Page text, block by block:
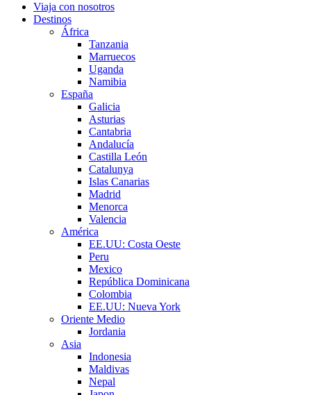
Viaja con nosotros
Destinos
África
Tanzania
Marruecos
Uganda
Namibia
España
Galicia
Asturias
Cantabria
Andalucía
Castilla León
Catalunya
Islas Canarias
Madrid
Menorca
Valencia
América
EE.UU: Costa Oeste
Peru
Mexico
República Dominicana
Colombia
EE.UU: Nueva York
Oriente Medio
Jordania
Asia
Indonesia
Maldivas
Nepal